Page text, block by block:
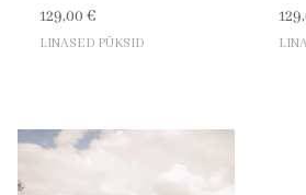
129,00€
LINASED PÜKSID